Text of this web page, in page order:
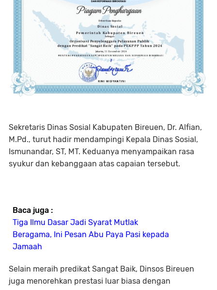
Sekretaris Dinas Sosial Kabupaten Bireuen, Dr. Alfian,
M.Pd., turut hadir mendampingi Kepala Dinas Sosial,
Ismunandar, ST, MT. Keduanya menyampaikan rasa
syukur dan kebanggaan atas capaian tersebut.
Baca juga :
Tiga Ilmu Dasar Jadi Syarat Mutlak
Beragama, Ini Pesan Abu Paya Pasi kepada
Jamaah
Selain meraih predikat Sangat Baik, Dinsos Bireuen
juga menorehkan prestasi luar biasa dengan